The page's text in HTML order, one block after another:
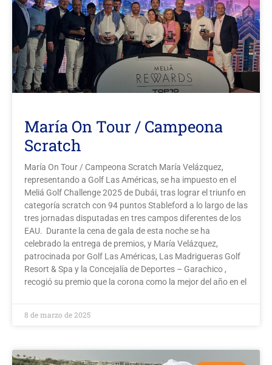
María On Tour / Campeona
Scratch
María On Tour / Campeona Scratch María Velázquez,
representando a Golf Las Américas, se ha impuesto en el
Meliá Golf Challenge 2025 de Dubái, tras lograr el triunfo en
categoría scratch con 94 puntos Stableford a lo largo de las
tres jornadas disputadas en tres campos diferentes de los
EAU. Durante la cena de gala de esta noche se ha
celebrado la entrega de premios, y María Velázquez,
patrocinada por Golf Las Américas, Las Madrigueras Golf
Resort & Spa y la Concejalía de Deportes – Garachico ,
recogió su premio que la corona como la mejor del año en el
8 de marzo de 2025